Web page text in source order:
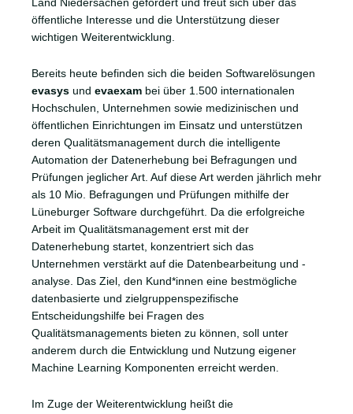
öffentliche Interesse und die Unterstützung dieser
wichtigen Weiterentwicklung.
Bereits heute befinden sich die beiden Softwarelösungen
evasys und evaexam bei über 1.500 internationalen
Hochschulen, Unternehmen sowie medizinischen und
öffentlichen Einrichtungen im Einsatz und unterstützen
deren Qualitätsmanagement durch die intelligente
Automation der Datenerhebung bei Befragungen und
Prüfungen jeglicher Art. Auf diese Art werden jährlich mehr
als 10 Mio. Befragungen und Prüfungen mithilfe der
Lüneburger Software durchgeführt. Da die erfolgreiche
Arbeit im Qualitätsmanagement erst mit der
Datenerhebung startet, konzentriert sich das
Unternehmen verstärkt auf die Datenbearbeitung und -
analyse. Das Ziel, den Kund*innen eine bestmögliche
datenbasierte und zielgruppenspezifische
Entscheidungshilfe bei Fragen des
Qualitätsmanagements bieten zu können, soll unter
anderem durch die Entwicklung und Nutzung eigener
Machine Learning Komponenten erreicht werden.
Im Zuge der Weiterentwicklung heißt die